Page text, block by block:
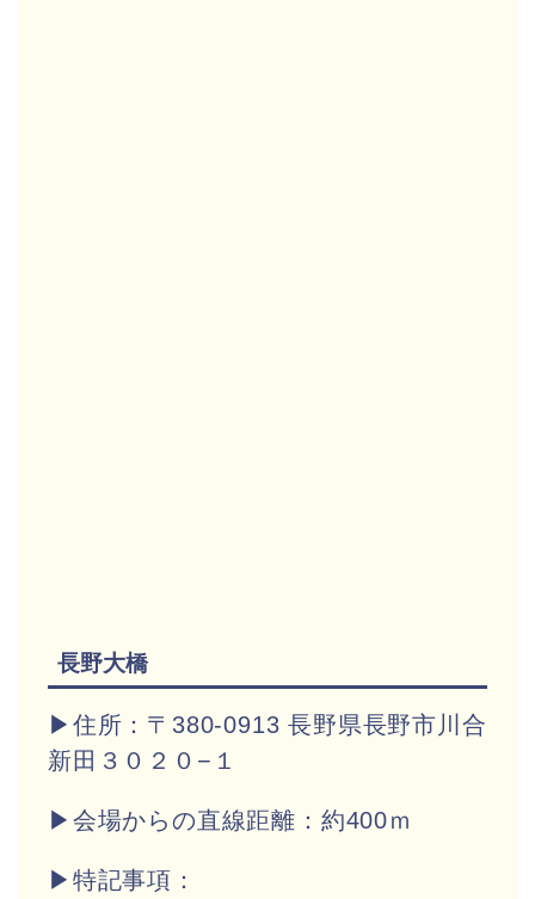
長野大橋
▶住所：〒380-0913 長野県長野市川合
新田３０２０−１
▶会場からの直線距離：約400ｍ
▶特記事項：